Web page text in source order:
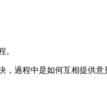
。
，過程中是如何互相提供意